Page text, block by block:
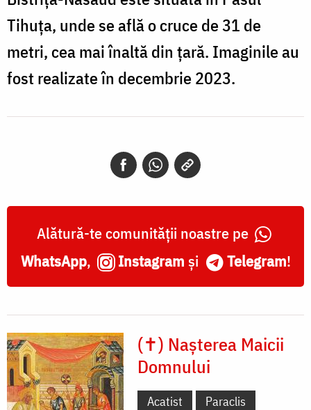
Tihuța, unde se află o cruce de 31 de
metri, cea mai înaltă din țară. Imaginile au
fost realizate în decembrie 2023.
Alătură-te comunității noastre pe
WhatsApp, Instagram și Telegram!
(✝) Nașterea Maicii
Domnului
Acatist
Paraclis